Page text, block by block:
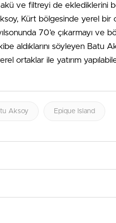
ve filtreyi de eklediklerini
Kürt bölgesinde yerel bir
70’e çıkarmayı ve
aldıklarını söyleyen Batu
ortaklar ile yatırım
Aksoy Epique Island